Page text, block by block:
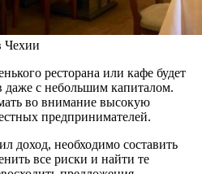
Чехии
ресторана или кафе будет
даже с небольшим капиталом.
во внимание высокую
предпринимателей.
доход, необходимо составить
все риски и найти те